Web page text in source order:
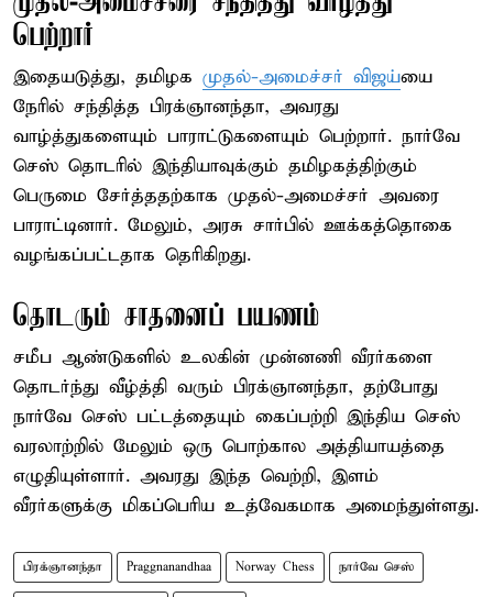
பெற்றார்
இதையடுத்து, தமிழக முதல்-அமைச்சர் விஜய்யை
நேரில் சந்தித்த பிரக்ஞானந்தா, அவரது
வாழ்த்துகளையும் பாராட்டுகளையும் பெற்றார். நார்வே
செஸ் தொடரில் இந்தியாவுக்கும் தமிழகத்திற்கும்
பெருமை சேர்த்ததற்காக முதல்-அமைச்சர் அவரை
பாராட்டினார். மேலும், அரசு சார்பில் ஊக்கத்தொகை
வழங்கப்பட்டதாக தெரிகிறது.
தொடரும் சாதனைப் பயணம்
சமீப ஆண்டுகளில் உலகின் முன்னணி வீரர்களை
தொடர்ந்து வீழ்த்தி வரும் பிரக்ஞானந்தா, தற்போது
நார்வே செஸ் பட்டத்தையும் கைப்பற்றி இந்திய செஸ்
வரலாற்றில் மேலும் ஒரு பொற்கால அத்தியாயத்தை
எழுதியுள்ளார். அவரது இந்த வெற்றி, இளம்
வீரர்களுக்கு மிகப்பெரிய உத்வேகமாக அமைந்துள்ளது.
பிரக்ஞானந்தா Praggnanandhaa Norway Chess நார்வே செஸ்